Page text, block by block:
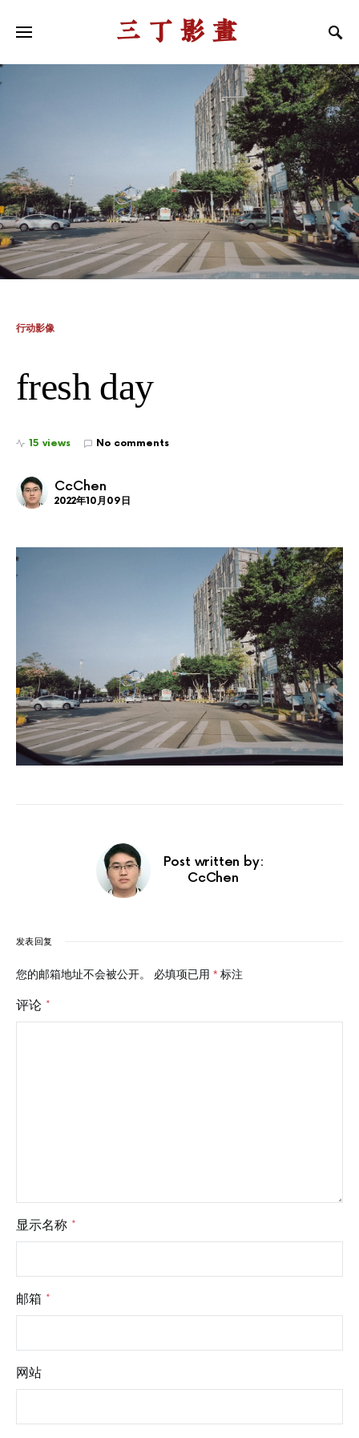
三丁影画
行动影像
fresh day
15 views No comments
CcChen
2022年10月09日
Post written by:
CcChen
发表回复
您的邮箱地址不会被公开。 必填项已用 * 标注
评论 *
显示名称 *
邮箱 *
网站